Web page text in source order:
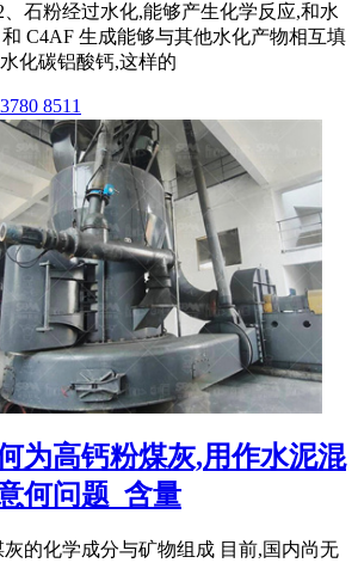
石粉经过水化,能够产生化学反应,和水
C4AF 生成能够与其他水化产物相互填
化碳铝酸钙,这样的
8511
为高钙粉煤灰,用作水泥混
何问题_含量
灰的化学成分与矿物组成 目前,国内尚无